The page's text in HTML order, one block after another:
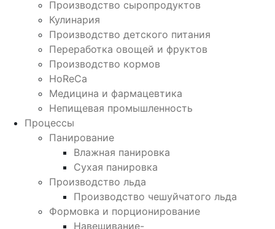
Производство сыропродуктов
Кулинария
Производство детского питания
Переработка овощей и фруктов
Производство кормов
HoReCa
Медицина и фармацевтика
Непищевая промышленность
Процессы
Панирование
Влажная панировка
Сухая панировка
Производство льда
Производство чешуйчатого льда
Формовка и порционирование
Навешивание-